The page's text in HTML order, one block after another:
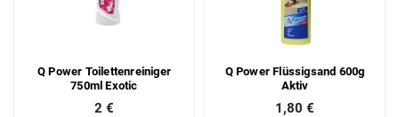
Q Power Toilettenreiniger
750ml Exotic
2 €
Q Power Flüssigsand 600g
Aktiv
1,80 €